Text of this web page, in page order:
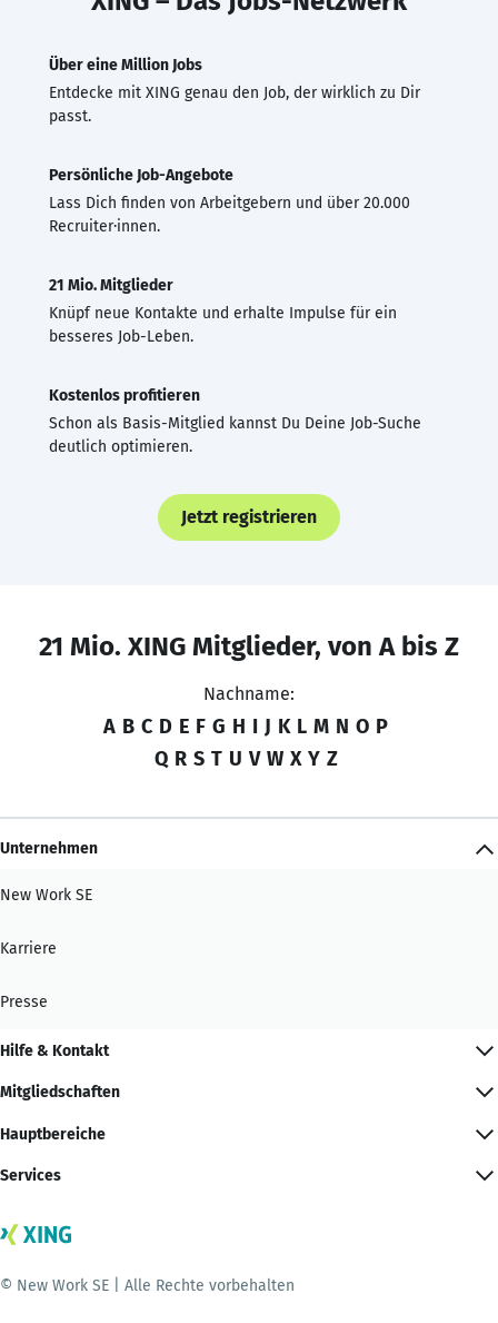
Über eine Million Jobs
Entdecke mit XING genau den Job, der wirklich zu Dir
passt.
Persönliche Job-Angebote
Lass Dich finden von Arbeitgebern und über 20.000
Recruiter·innen.
21 Mio. Mitglieder
Knüpf neue Kontakte und erhalte Impulse für ein
besseres Job-Leben.
Kostenlos profitieren
Schon als Basis-Mitglied kannst Du Deine Job-Suche
deutlich optimieren.
Jetzt registrieren
21 Mio. XING Mitglieder, von A bis Z
Nachname:
A B C D E F G H I J K L M N O P
Q R S T U V W X Y Z
Unternehmen
New Work SE
Karriere
Presse
Hilfe & Kontakt
Mitgliedschaften
Hauptbereiche
Services
© New Work SE | Alle Rechte vorbehalten